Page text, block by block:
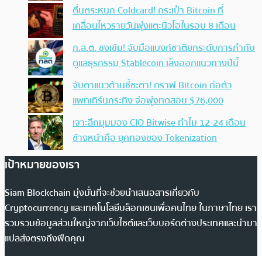
ตื่นตระหนก Coldcard! กระเป๋า Bitcoin ที่
เคลื่อนไหวรายวันพุ่งแตะนิวไฮในรอบ 8 เดือน
ก.ล.ต. ชงเข้ม! จับมือแบงก์ชาติยกระดับการกำกับ
ดูแลธุรกรรม Stablecoin เล็งออกแนวทางปีนี้
จับตาแนวต้านชี้ชะตา! กราฟ Bitcoin ก่อตัว
แพทเทิร์นกระทิง จ่อพุ่งทดสอบ $76,000
เจาะลึกมุมมอง CIO Bitwise ทำไม 12-24 เดือน
ข้างหน้าคือ ยุคทองของ Tokenization
เป้าหมายของเรา
Siam Blockchain มุ่งมั่นที่จะช่วยนำเสนอสารเกี่ยวกับ
Cryptocurrency และเทคโนโลยีบล็อกเชนเพื่อคนไทย ในภาษาไทย เรา
รวบรวมข้อมูลส่วนใหญ่จากเว็บไซต์และเว็บบอร์ดต่างประเทศและนำมา
แปลส่งตรงถึงฟีดคุณ